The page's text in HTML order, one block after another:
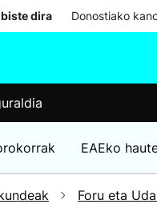
dira Donostiako
EAEko
Foru eta